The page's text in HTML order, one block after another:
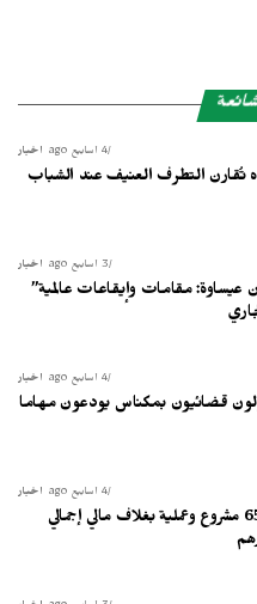
أخبار 4 أسابيع ago
تُقارن التطرف العنيف عند الشباب
أخبار 3 أسابيع ago
مقامات وإيقاعات عالمية”
أخبار 4 أسابيع ago
قضائيون بمكناس يودعون مهاما
أخبار 4 أسابيع ago
مكناس.. المصادقة على 65 مشروع وعملية بغلاف مالي إجمالي